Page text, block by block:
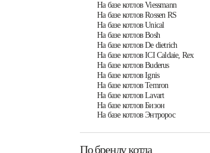
На базе котлов Viessmann
На базе котлов Rossen RS
На базе котлов Unical
На базе котлов Bosh
На базе котлов De dietrich
На базе котлов ICI Caldaie, Rex
На базе котлов Buderus
На базе котлов Ignis
На базе котлов Temron
На базе котлов Lavart
На базе котлов Бизон
На базе котлов Энтророс
По бренду котла